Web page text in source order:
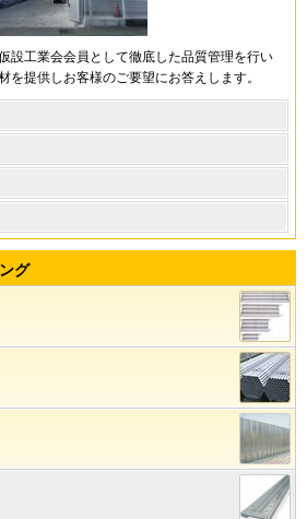
設工業会会員として徹底した品質管理を行い
を提供しお客様のご要望にお答えします。
グ